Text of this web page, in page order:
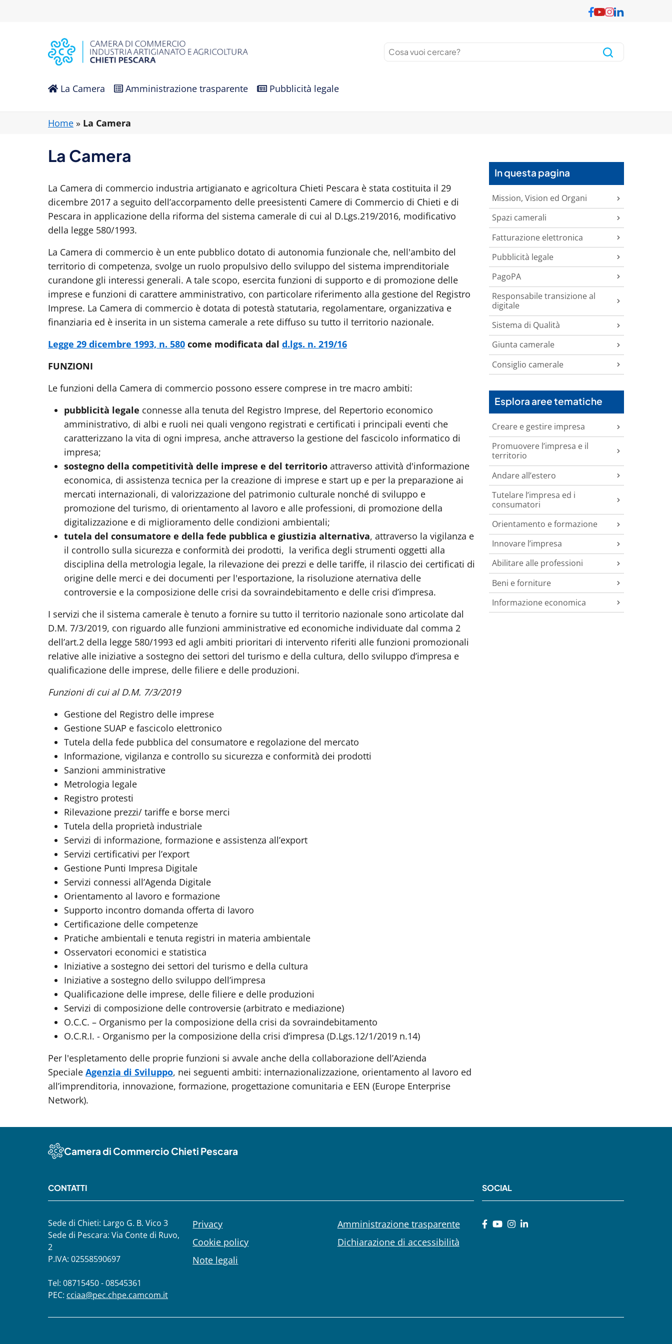
La Camera Amministrazione trasparente Pubblicità legale
Home » La Camera
La Camera
La Camera di commercio industria artigianato e agricoltura Chieti Pescara è stata costituita il 29
dicembre 2017 a seguito dell’accorpamento delle preesistenti Camere di Commercio di Chieti e di
Pescara in applicazione della riforma del sistema camerale di cui al D.Lgs.219/2016, modificativo
della legge 580/1993.
La Camera di commercio è un ente pubblico dotato di autonomia funzionale che, nell'ambito del
territorio di competenza, svolge un ruolo propulsivo dello sviluppo del sistema imprenditoriale
curandone gli interessi generali. A tale scopo, esercita funzioni di supporto e di promozione delle
imprese e funzioni di carattere amministrativo, con particolare riferimento alla gestione del Registro
Imprese. La Camera di commercio è dotata di potestà statutaria, regolamentare, organizzativa e
finanziaria ed è inserita in un sistema camerale a rete diffuso su tutto il territorio nazionale.
Legge 29 dicembre 1993, n. 580 come modificata dal d.lgs. n. 219/16
FUNZIONI
Le funzioni della Camera di commercio possono essere comprese in tre macro ambiti:
pubblicità legale connesse alla tenuta del Registro Imprese, del Repertorio economico
amministrativo, di albi e ruoli nei quali vengono registrati e certificati i principali eventi che
caratterizzano la vita di ogni impresa, anche attraverso la gestione del fascicolo informatico di
impresa;
sostegno della competitività delle imprese e del territorio attraverso attività d'informazione
economica, di assistenza tecnica per la creazione di imprese e start up e per la preparazione ai
mercati internazionali, di valorizzazione del patrimonio culturale nonché di sviluppo e
promozione del turismo, di orientamento al lavoro e alle professioni, di promozione della
digitalizzazione e di miglioramento delle condizioni ambientali;
tutela del consumatore e della fede pubblica e giustizia alternativa, attraverso la vigilanza e
il controllo sulla sicurezza e conformità dei prodotti, la verifica degli strumenti oggetti alla
disciplina della metrologia legale, la rilevazione dei prezzi e delle tariffe, il rilascio dei certificati di
origine delle merci e dei documenti per l'esportazione, la risoluzione aternativa delle
controversie e la composizione delle crisi da sovraindebitamento e delle crisi d’impresa.
I servizi che il sistema camerale è tenuto a fornire su tutto il territorio nazionale sono articolate dal
D.M. 7/3/2019, con riguardo alle funzioni amministrative ed economiche individuate dal comma 2
dell’art.2 della legge 580/1993 ed agli ambiti prioritari di intervento riferiti alle funzioni promozionali
relative alle iniziative a sostegno dei settori del turismo e della cultura, dello sviluppo d’impresa e
qualificazione delle imprese, delle filiere e delle produzioni.
Funzioni di cui al D.M. 7/3/2019
Gestione del Registro delle imprese
Gestione SUAP e fascicolo elettronico
Tutela della fede pubblica del consumatore e regolazione del mercato
Informazione, vigilanza e controllo su sicurezza e conformità dei prodotti
Sanzioni amministrative
Metrologia legale
Registro protesti
Rilevazione prezzi/ tariffe e borse merci
Tutela della proprietà industriale
Servizi di informazione, formazione e assistenza all’export
Servizi certificativi per l’export
Gestione Punti Impresa Digitale
Servizi connessi all’Agenda Digitale
Orientamento al lavoro e formazione
Supporto incontro domanda offerta di lavoro
Certificazione delle competenze
Pratiche ambientali e tenuta registri in materia ambientale
Osservatori economici e statistica
Iniziative a sostegno dei settori del turismo e della cultura
Iniziative a sostegno dello sviluppo dell’impresa
Qualificazione delle imprese, delle filiere e delle produzioni
Servizi di composizione delle controversie (arbitrato e mediazione)
O.C.C. – Organismo per la composizione della crisi da sovraindebitamento
O.C.R.I. - Organismo per la composizione della crisi d’impresa (D.Lgs.12/1/2019 n.14)
Per l'espletamento delle proprie funzioni si avvale anche della collaborazione dell’Azienda
Speciale Agenzia di Sviluppo, nei seguenti ambiti: internazionalizzazione, orientamento al lavoro ed
all’imprenditoria, innovazione, formazione, progettazione comunitaria e EEN (Europe Enterprise
Network).
In questa pagina
Mission, Vision ed Organi
Spazi camerali
Fatturazione elettronica
Pubblicità legale
PagoPA
Responsabile transizione al
digitale
Sistema di Qualità
Giunta camerale
Consiglio camerale
Esplora aree tematiche
Creare e gestire impresa
Promuovere l’impresa e il
territorio
Andare all’estero
Tutelare l’impresa ed i
consumatori
Orientamento e formazione
Innovare l’impresa
Abilitare alle professioni
Beni e forniture
Informazione economica
Camera di Commercio Chieti Pescara
CONTATTI
Sede di Chieti: Largo G. B. Vico 3
Sede di Pescara: Via Conte di Ruvo,
2
P.IVA: 02558590697
Tel: 08715450 - 08545361
PEC: cciaa@pec.chpe.camcom.it
Privacy
Cookie policy
Note legali
Amministrazione trasparente
Dichiarazione di accessibilità
SOCIAL